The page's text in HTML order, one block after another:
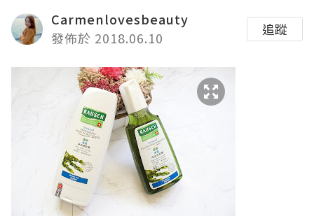
Carmenlovesbeauty
發佈於 2018.06.10
追蹤